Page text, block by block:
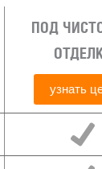
ПОД
узнать